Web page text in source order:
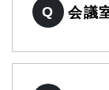
Q 会議